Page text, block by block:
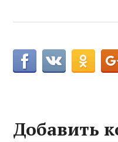
Добавить